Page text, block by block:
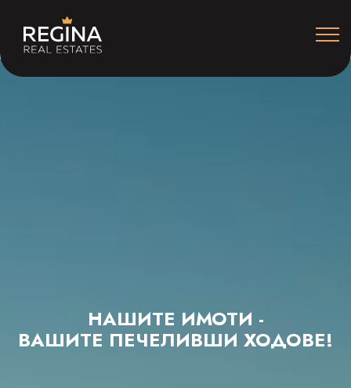
НАШИТЕ ИМОТИ -
ВАШИТЕ ПЕЧЕЛИВШИ ХОДОВЕ!